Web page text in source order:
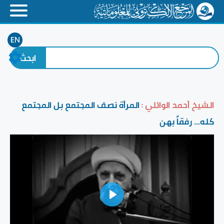
EN
الشيخ أحمد الوائلي :المرأة نصف المجتمع بل المجتمع
كله... رفقاً بهن
Play